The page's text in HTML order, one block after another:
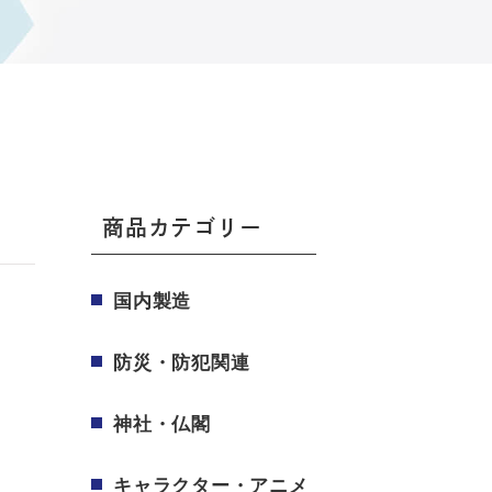
商品カテゴリー
国内製造
防災・防犯関連
神社・仏閣
キャラクター・アニメ